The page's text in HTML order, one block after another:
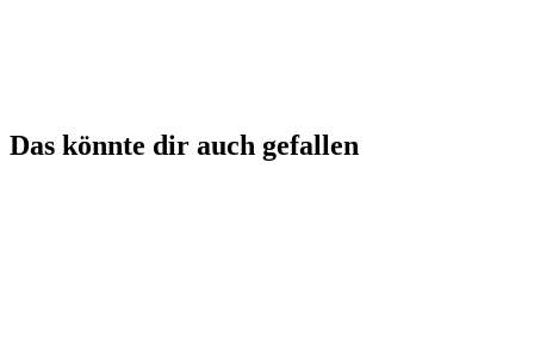
Das könnte dir auch gefallen